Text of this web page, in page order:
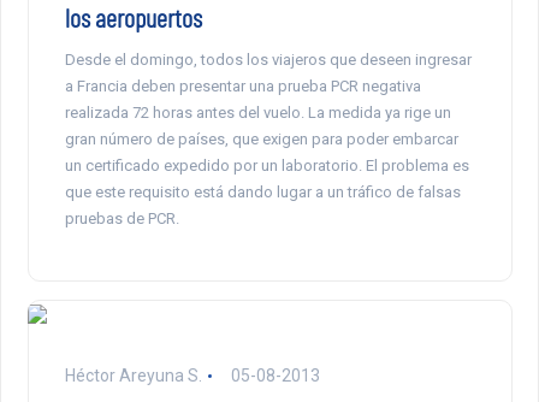
los aeropuertos
Desde el domingo, todos los viajeros que deseen ingresar
a Francia deben presentar una prueba PCR negativa
realizada 72 horas antes del vuelo. La medida ya rige un
gran número de países, que exigen para poder embarcar
un certificado expedido por un laboratorio. El problema es
que este requisito está dando lugar a un tráfico de falsas
pruebas de PCR.
Héctor Areyuna S. 05-08-2013